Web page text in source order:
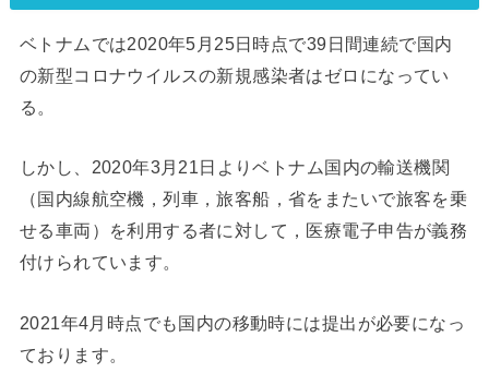
ベトナムでは2020年5月25日時点で39日間連続で国内
の新型コロナウイルスの新規感染者はゼロになってい
る。
しかし、2020年3月21日よりベトナム国内の輸送機関
（国内線航空機，列車，旅客船，省をまたいで旅客を乗
せる車両）を利用する者に対して，医療電子申告が義務
付けられています。
2021年4月時点でも国内の移動時には提出が必要になっ
ております。